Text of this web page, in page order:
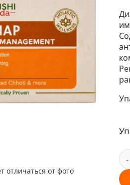
отличаться от фото